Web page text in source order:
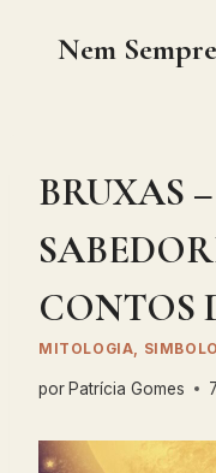
Nem
BRUXAS
CONTOS
MITOLOGIA,
porPatrícia Gomes